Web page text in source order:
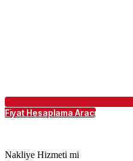
Fiyat Hesaplama Aracı
Nakliye Hizmeti mi